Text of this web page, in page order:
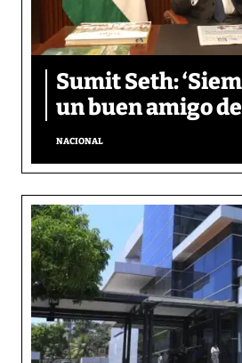
Sumit Seth:
un buen amigo de
NACIONAL